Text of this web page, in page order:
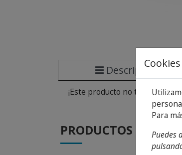
Descripción
¡Este producto no tiene
PRODUCTOS DE LA
Cookies
Para
Puedes